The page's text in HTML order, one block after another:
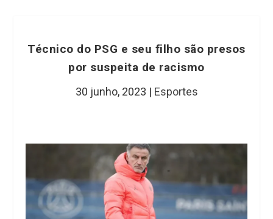
Técnico do PSG e seu filho são presos
por suspeita de racismo
30 junho, 2023 | Esportes